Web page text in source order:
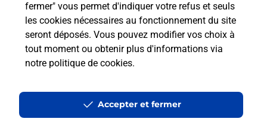
fermer" vous permet d'indiquer votre refus et seuls
les cookies nécessaires au fonctionnement du site
seront déposés. Vous pouvez modifier vos choix à
tout moment ou obtenir plus d'informations via
notre politique de cookies.
Accepter et fermer
Peut-on passer le permis bateau
avec le CPF ?
AUBERVILLIERS QUATRE CHEMINS
Code Bateau